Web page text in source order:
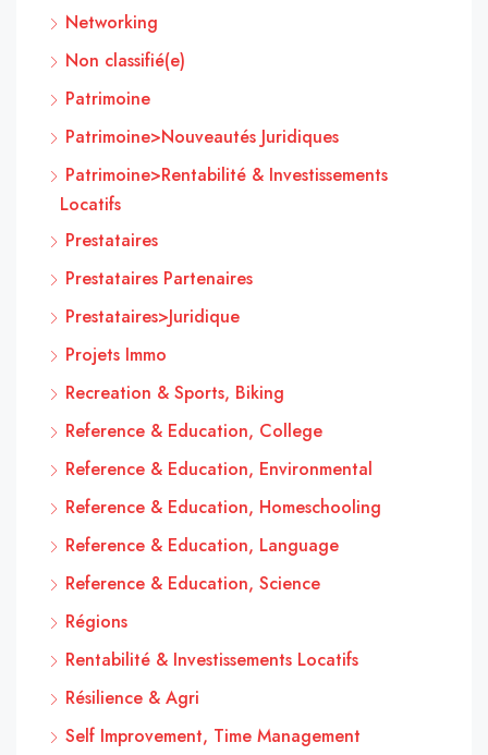
Networking
Non classifié(e)
Patrimoine
Patrimoine>Nouveautés Juridiques
Patrimoine>Rentabilité & Investissements
Locatifs
Prestataires
Prestataires Partenaires
Prestataires>Juridique
Projets Immo
Recreation & Sports, Biking
Reference & Education, College
Reference & Education, Environmental
Reference & Education, Homeschooling
Reference & Education, Language
Reference & Education, Science
Régions
Rentabilité & Investissements Locatifs
Résilience & Agri
Self Improvement, Time Management